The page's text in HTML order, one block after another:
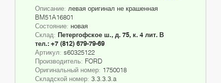
Описание: левая оригинал не крашенная
BM51A16801
Состояние: новая
Склад: Петергофское ш., д. 75, к. 4 лит. В
тел.: +7 (812) 679-79-69
Артикул: s60325122
Производитель: FORD
Оригинальный номер: 1750018
Складской номер: 3.3.3.3.a